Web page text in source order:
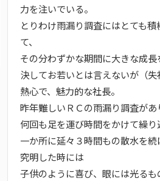
力を注いでいる。
とりわけ雨漏り調査にはとても
て、
その分わずかな期間に大きな成長
決してお若いとは言えないが（
熱心で、魅力的な社長。
昨年難しいＲＣの雨漏り調査があ
何回も足を運び時間をかけて繰り
一か所に延々３時間もの散水を
究明した時には
子供のように喜び、眼には光るも